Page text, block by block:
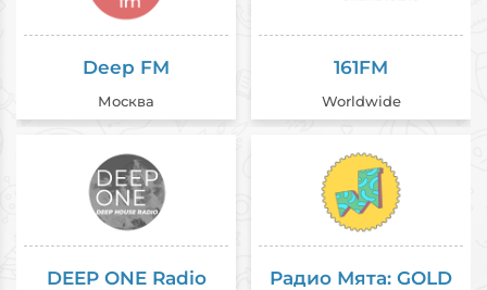
Deep FM
Москва
161FM
Worldwide
DEEP ONE Radio Радио Мята: GOLD